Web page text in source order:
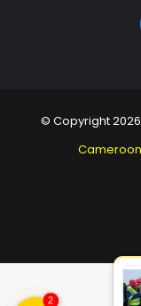
© Copyright
Cameroon
2